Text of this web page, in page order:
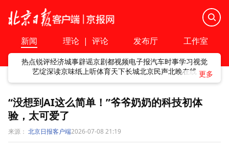
新闻 理论 | 评论 发布厅 工作室
热点锐评经济城事辟谣京剧都视频电子报汽车时事学习视觉
艺绽深读京味纸上听体育天下长城北京民声北晚在线
“没想到AI这么简单！”爷爷奶奶的科技初体
验，太可爱了
来源： 北京日报客户端2026-07-08 21:19